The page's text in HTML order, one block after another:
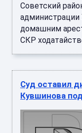
Советский
домашним
СКР
Суд оставил
Кувшинова